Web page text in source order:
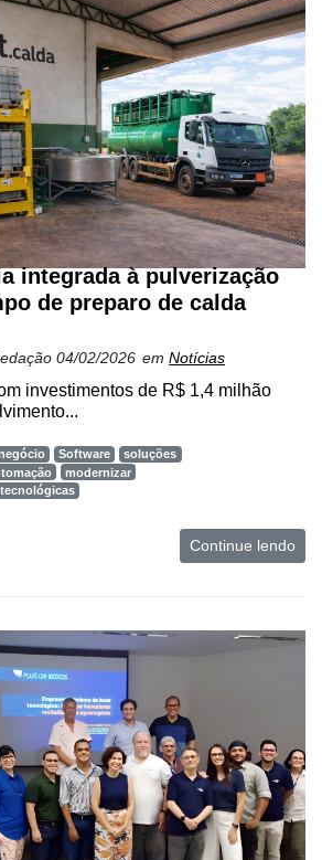
integrada à pulverização
de preparo de calda
04/02/2026 em Notícias
investimentos de R$ 1,4 milhão
Software
soluções
modernizar
Continue lendo